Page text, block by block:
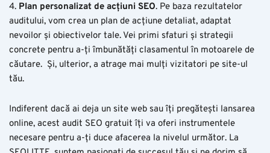
4. Plan personalizat de acțiuni SEO. Pe baza rezultatelor
auditului, vom crea un plan de acțiune detaliat, adaptat
nevoilor și obiectivelor tale. Vei primi sfaturi și strategii
concrete pentru a-ți îmbunătăți clasamentul în motoarele de
căutare. Și, ulterior, a atrage mai mulți vizitatori pe site-ul
tău.
Indiferent dacă ai deja un site web sau îți pregătești lansarea
online, acest audit SEO gratuit îți va oferi instrumentele
necesare pentru a-ți duce afacerea la nivelul următor. La